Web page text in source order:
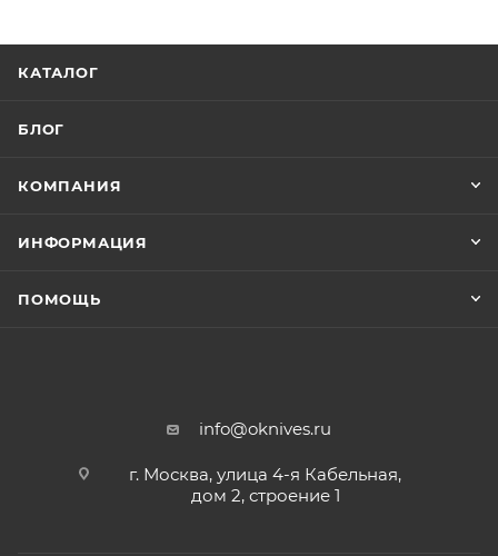
КАТАЛОГ
БЛОГ
КОМПАНИЯ
ИНФОРМАЦИЯ
ПОМОЩЬ
info@oknives.ru
г. Москва, улица 4-я Кабельная,
дом 2, строение 1